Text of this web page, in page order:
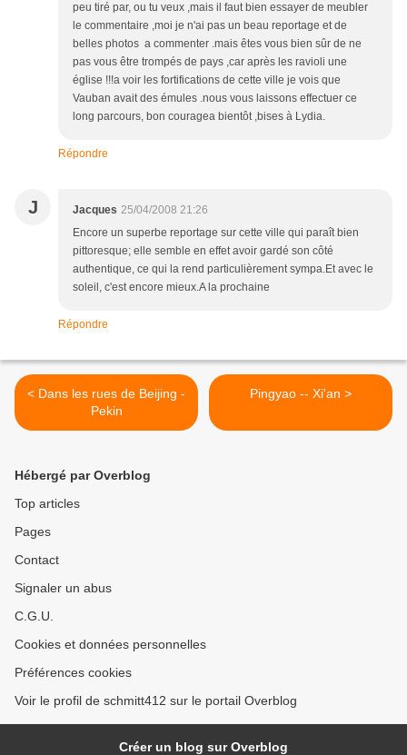
peu tiré par, ou tu veux ,mais il faut bien essayer de meubler
le commentaire ,moi je n'ai pas un beau reportage et de
belles photos a commenter .mais êtes vous bien sûr de ne
pas vous être trompés de pays ,car après les ravioli une
église !!!a voir les fortifications de cette ville je vois que
Vauban avait des émules .nous vous laissons effectuer ce
long parcours, bon couragea bientôt ,bises à Lydia.
Répondre
J Jacques 25/04/2008 21:26
Encore un superbe reportage sur cette ville qui paraît bien
pittoresque; elle semble en effet avoir gardé son côté
authentique, ce qui la rend particulièrement sympa.Et avec le
soleil, c'est encore mieux.A la prochaine
Répondre
< Dans les rues de Beijing -
Pekin
Pingyao -- Xi'an >
Hébergé par Overblog
Top articles
Pages
Contact
Signaler un abus
C.G.U.
Cookies et données personnelles
Préférences cookies
Voir le profil de schmitt412 sur le portail Overblog
Créer un blog sur Overblog